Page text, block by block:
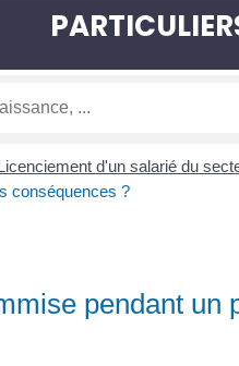
d'un salarié du
conséquences ?
pendant un